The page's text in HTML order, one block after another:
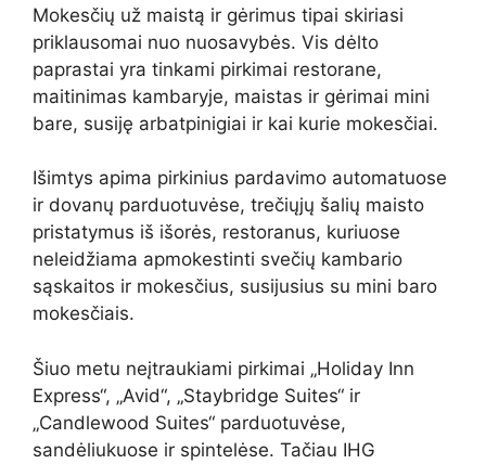
Mokesčių už maistą ir gėrimus tipai skiriasi
priklausomai nuo nuosavybės. Vis dėlto
paprastai yra tinkami pirkimai restorane,
maitinimas kambaryje, maistas ir gėrimai mini
bare, susiję arbatpinigiai ir kai kurie mokesčiai.
Išimtys apima pirkinius pardavimo automatuose
ir dovanų parduotuvėse, trečiųjų šalių maisto
pristatymus iš išorės, restoranus, kuriuose
neleidžiama apmokestinti svečių kambario
sąskaitos ir mokesčius, susijusius su mini baro
mokesčiais.
Šiuo metu neįtraukiami pirkimai „Holiday Inn
Express“, „Avid“, „Staybridge Suites“ ir
„Candlewood Suites“ parduotuvėse,
sandėliukuose ir spintelėse. Tačiau IHG